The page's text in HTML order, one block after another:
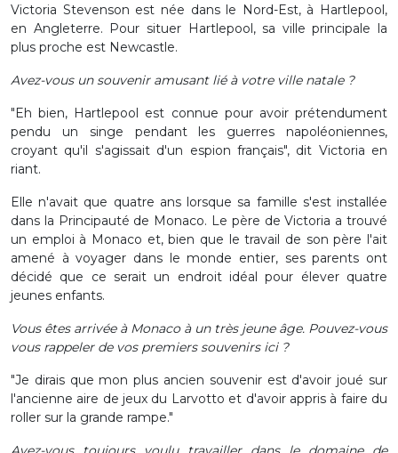
Victoria Stevenson est née dans le Nord-Est, à Hartlepool,
en Angleterre. Pour situer Hartlepool, sa ville principale la
plus proche est Newcastle.
Avez-vous un souvenir amusant lié à votre ville natale ?
"Eh bien, Hartlepool est connue pour avoir prétendument
pendu un singe pendant les guerres napoléoniennes,
croyant qu'il s'agissait d'un espion français", dit Victoria en
riant.
Elle n'avait que quatre ans lorsque sa famille s'est installée
dans la Principauté de Monaco. Le père de Victoria a trouvé
un emploi à Monaco et, bien que le travail de son père l'ait
amené à voyager dans le monde entier, ses parents ont
décidé que ce serait un endroit idéal pour élever quatre
jeunes enfants.
Vous êtes arrivée à Monaco à un très jeune âge. Pouvez-vous
vous rappeler de vos premiers souvenirs ici ?
"Je dirais que mon plus ancien souvenir est d'avoir joué sur
l'ancienne aire de jeux du Larvotto et d'avoir appris à faire du
roller sur la grande rampe."